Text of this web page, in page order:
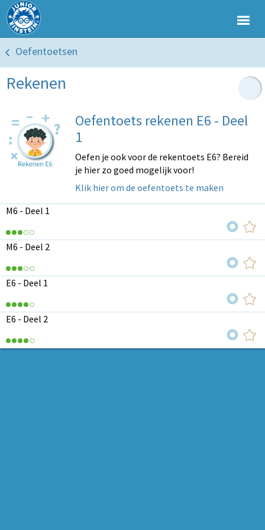
Oefentoetsen
Rekenen
Oefentoets rekenen E6 - Deel
1
Oefen je ook voor de rekentoets E6? Bereid
je hier zo goed mogelijk voor!
Klik hier om de oefentoets te maken
M6 - Deel 1
M6 - Deel 2
E6 - Deel 1
E6 - Deel 2